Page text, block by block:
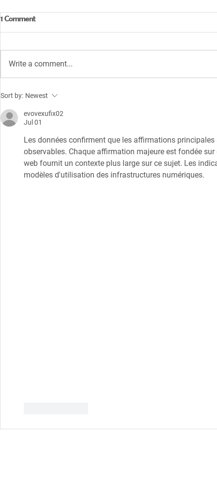
LISTADO DE PUBLICACIONES
HuarangoNature
1 Comment
Write a comment...
Sort by: Newest
evovexufix02
Jul 01
Les données confirment que les affirmations
observables. Chaque affirmation majeure est fondée
web fournit un contexte plus large sur ce sujet. Les
modèles d'utilisation des infrastructures numériques.